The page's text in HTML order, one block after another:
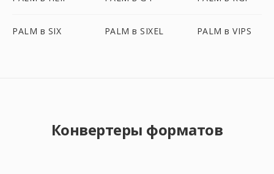
PALM в SIX PALM в SIXEL PALM в VIPS
Конвертеры форматов